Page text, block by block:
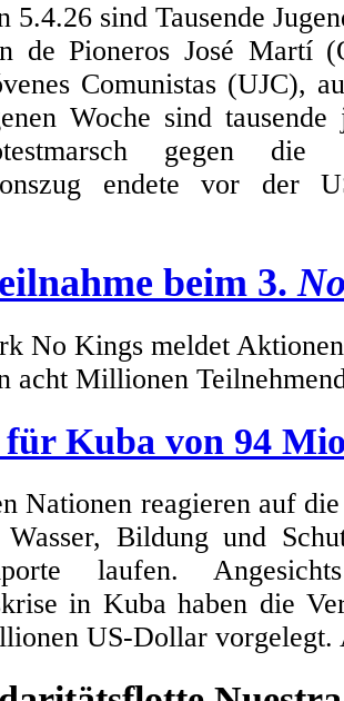
5.4.26 sind Tausende
de Pioneros José Martí
Comunistas (UJC),
Woche sind
gegen
endete vor der
beim 3.
No Kings meldet
acht Millionen
Kuba von 94
Nationen reagieren auf
Wasser, Bildung und
laufen.
in Kuba haben die
US-Dollar vorgelegt.